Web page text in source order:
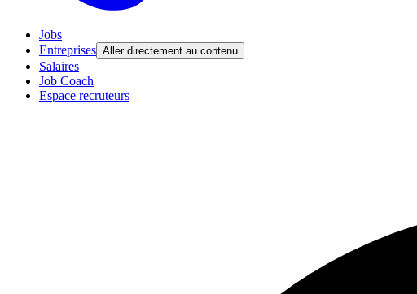
Jobs
Entreprises Aller directement au contenu
Salaires
Job Coach
Espace recruteurs